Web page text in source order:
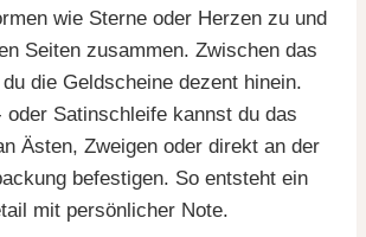
wie Sterne oder Herzen zu und
Seiten zusammen. Zwischen das
die Geldscheine dezent hinein.
oder Satinschleife kannst du das
Ästen, Zweigen oder direkt an der
befestigen. So entsteht ein
mit persönlicher Note.